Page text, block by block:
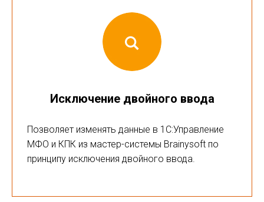
Исключение двойного ввода
Позволяет изменять данные в 1С:Управление
МФО и КПК из мастер-системы Brainysoft по
принципу исключения двойного ввода.